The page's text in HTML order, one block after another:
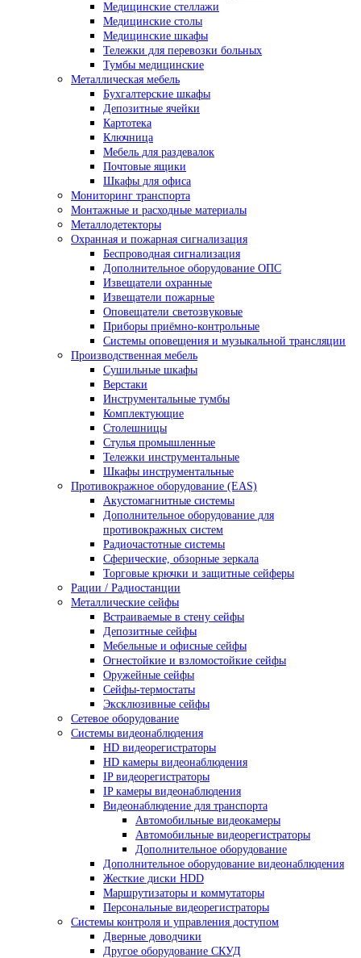
Медицинские стеллажи
Медицинские столы
Медицинские шкафы
Тележки для перевозки больных
Тумбы медицинские
Металлическая мебель
Бухгалтерские шкафы
Депозитные ячейки
Картотека
Ключница
Мебель для раздевалок
Почтовые ящики
Шкафы для офиса
Мониторинг транспорта
Монтажные и расходные материалы
Металлодетекторы
Охранная и пожарная сигнализация
Беспроводная сигнализация
Дополнительное оборудование ОПС
Извещатели охранные
Извещатели пожарные
Оповещатели светозвуковые
Приборы приёмно-контрольные
Системы оповещения и музыкальной трансляции
Производственная мебель
Cушильные шкафы
Верстаки
Инструментальные тумбы
Комплектующие
Столешницы
Стулья промышленные
Тележки инструментальные
Шкафы инструментальные
Противокражное оборудование (EAS)
Акустомагнитные системы
Дополнительное оборудование для
противокражных систем
Радиочастотные системы
Сферические, обзорные зеркала
Торговые крючки и защитные сейферы
Рации / Радиостанции
Металлические сейфы
Встраиваемые в стену сейфы
Депозитные сейфы
Мебельные и офисные сейфы
Огнестойкие и взломостойкие сейфы
Оружейные сейфы
Сейфы-термостаты
Эксклюзивные сейфы
Сетевое оборудование
Системы видеонаблюдения
HD видеорегистраторы
HD камеры видеонаблюдения
IP видеорегистраторы
IP камеры видеонаблюдения
Видеонаблюдение для транспорта
Автомобильные видеокамеры
Автомобильные видеорегистраторы
Дополнительное оборудование
Дополнительное оборудование видеонаблюдения
Жесткие диски HDD
Маршрутизаторы и коммутаторы
Персональные видеорегистраторы
Системы контроля и управления доступом
Дверные доводчики
Другое оборудование СКУД